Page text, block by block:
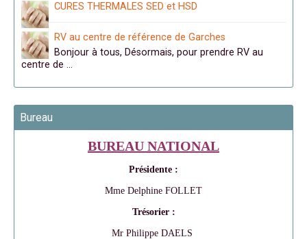
CURES THERMALES SED et HSD
RV au centre de référence de Garches
Bonjour à tous, Désormais, pour prendre RV au
centre de …
Bureau
BUREAU NATIONAL
Présidente :
Mme Delphine FOLLET
Trésorier :
Mr Philippe DAELS